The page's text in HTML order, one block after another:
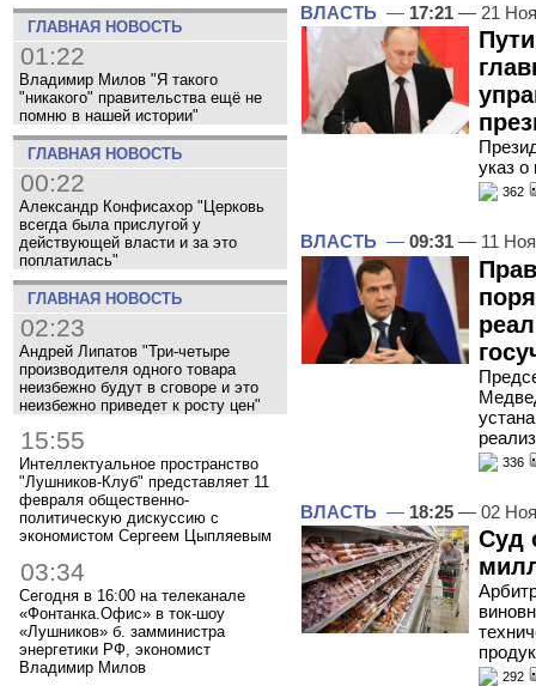
ГЛАВНАЯ НОВОСТЬ
01:22
Владимир Милов "Я такого
"никакого" правительства ещё не
помню в нашей истории"
ГЛАВНАЯ НОВОСТЬ
00:22
Александр Конфисахор "Церковь
всегда была прислугой у
действующей власти и за это
поплатилась"
ГЛАВНАЯ НОВОСТЬ
02:23
Андрей Липатов "Три-четыре
производителя одного товара
неизбежно будут в сговоре и это
неизбежно приведет к росту цен"
15:55
Интеллектуальное пространство
"Лушников-Клуб" представляет 11
февраля общественно-
политическую дискуссию с
экономистом Сергеем Цыпляевым
03:34
Сегодня в 16:00 на телеканале
«Фонтанка.Офис» в ток-шоу
«Лушников» б. замминистра
энергетики РФ, экономист
Владимир Милов
ВЛАСТЬ — 17:21 — 21
указ о
362
ВЛАСТЬ — 09:31 — 11
336
ВЛАСТЬ — 18:25 — 02
Суд
292